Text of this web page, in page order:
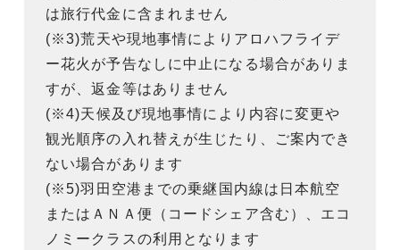
は旅行代金に含まれません
(※3)荒天や現地事情によりアロハフライデ
ー花火が予告なしに中止になる場合がありま
すが、返金等はありません
(※4)天候及び現地事情により内容に変更や
観光順序の入れ替えが生じたり、ご案内でき
ない場合があります
(※5)羽田空港までの乗継国内線は日本航空
またはＡＮＡ便（コードシェア含む）、エコ
ノミークラスの利用となります